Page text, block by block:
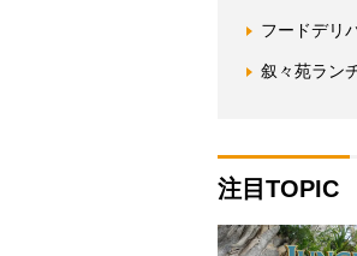
フードデリ
叙々苑ラン
注目TOPIC